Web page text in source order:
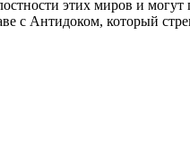
этих миров и
с Антидоком, который